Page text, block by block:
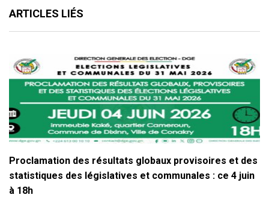
ARTICLES LIÉS
Proclamation des résultats globaux provisoires et des
statistiques des législatives et communales : ce 4 juin
à 18h